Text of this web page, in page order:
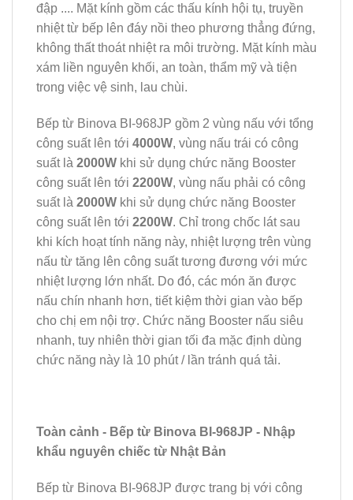
đập .... Mặt kính gồm các thấu kính hội tụ, truyền
nhiệt từ bếp lên đáy nồi theo phương thẳng đứng,
không thất thoát nhiệt ra môi trường. Mặt kính màu
xám liền nguyên khối, an toàn, thẩm mỹ và tiện
trong việc vệ sinh, lau chùi.
Bếp từ Binova BI-968JP gồm 2 vùng nấu với tổng
công suất lên tới 4000W, vùng nấu trái có công
suất là 2000W khi sử dụng chức năng Booster
công suất lên tới 2200W, vùng nấu phải có công
suất là 2000W khi sử dụng chức năng Booster
công suất lên tới 2200W. Chỉ trong chốc lát sau
khi kích hoạt tính năng này, nhiệt lượng trên vùng
nấu từ tăng lên công suất tương đương với mức
nhiệt lượng lớn nhất. Do đó, các món ăn được
nấu chín nhanh hơn, tiết kiệm thời gian vào bếp
cho chị em nội trợ. Chức năng Booster nấu siêu
nhanh, tuy nhiên thời gian tối đa mặc định dùng
chức năng này là 10 phút / lần tránh quá tải.
Toàn cảnh - Bếp từ Binova BI-968JP - Nhập
khẩu nguyên chiếc từ Nhật Bản
Bếp từ Binova BI-968JP được trang bị với công